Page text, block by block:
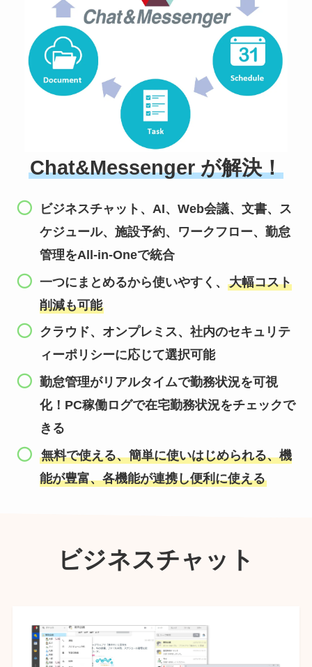
Chat&Messenger が解決！
ビジネスチャット、AI、Web会議、文書、ス
ケジュール、施設予約、ワークフロー、勤怠
管理をAll-in-Oneで統合
一つにまとめるから使いやすく、大幅コスト
削減も可能
クラウド、オンプレミス、社内のセキュリテ
ィーポリシーに応じて選択可能
勤怠管理がリアルタイムで勤務状況を可視
化！PC稼働ログで在宅勤務状況をチェックで
きる
無料で使える、簡単に使いはじめられる、機
能が豊富、各機能が連携し便利に使える
ビジネスチャット